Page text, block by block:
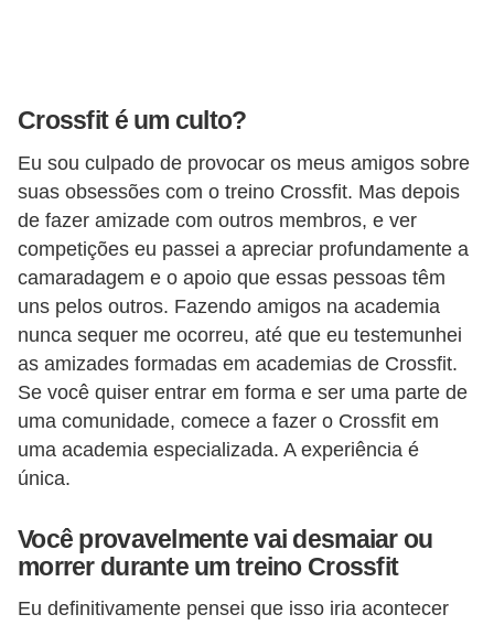
Crossfit é um culto?
Eu sou culpado de provocar os meus amigos sobre
suas obsessões com o treino Crossfit. Mas depois
de fazer amizade com outros membros, e ver
competições eu passei a apreciar profundamente a
camaradagem e o apoio que essas pessoas têm
uns pelos outros. Fazendo amigos na academia
nunca sequer me ocorreu, até que eu testemunhei
as amizades formadas em academias de Crossfit.
Se você quiser entrar em forma e ser uma parte de
uma comunidade, comece a fazer o Crossfit em
uma academia especializada. A experiência é
única.
Você provavelmente vai desmaiar ou
morrer durante um treino Crossfit
Eu definitivamente pensei que isso iria acontecer